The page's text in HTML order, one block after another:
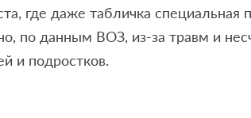
где даже табличка специальная
по данным ВОЗ, из-за травм и
и подростков.